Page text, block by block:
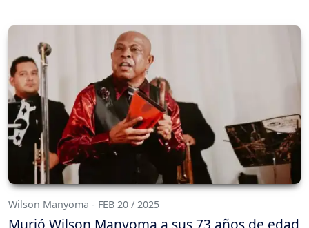
Wilson Manyoma - FEB 20 / 2025
Murió Wilson Manyoma a sus 73 años de edad